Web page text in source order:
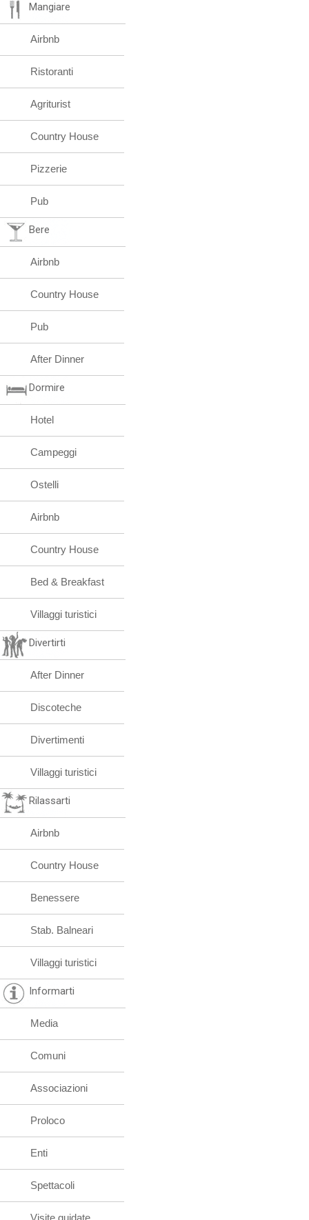
Mangiare
Airbnb
Ristoranti
Agriturist
Country House
Pizzerie
Pub
Bere
Airbnb
Country House
Pub
After Dinner
Dormire
Hotel
Campeggi
Ostelli
Airbnb
Country House
Bed & Breakfast
Villaggi turistici
Divertirti
After Dinner
Discoteche
Divertimenti
Villaggi turistici
Rilassarti
Airbnb
Country House
Benessere
Stab. Balneari
Villaggi turistici
Informarti
Media
Comuni
Associazioni
Proloco
Enti
Spettacoli
Visite guidate